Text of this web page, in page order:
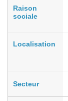
Raison
sociale
Localisation
Secteur